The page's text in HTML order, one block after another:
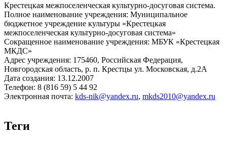
Крестецкая межпоселенческая культурно-досуговая система.
Полное наименование учреждения: Муниципальное
бюджетное учреждение культуры «Крестецкая
межпоселенческая культурно-досуговая система»
Сокращенное наименование учреждения: МБУК «Крестецкая
МКДС»
Адрес учреждения: 175460, Российская Федерация,
Новгородская область, р. п. Крестцы ул. Московская, д.2А
Дата создания: 13.12.2007
Телефон: 8 (816 59) 5 44 92
Электронная почта: kds-nik@yandex.ru, mkds2010@yandex.ru
Теги